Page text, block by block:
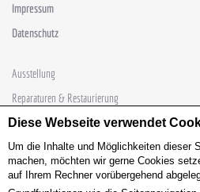
Diese Webseite verwendet
Um die Inhalte und Möglichkeiten dieser
machen, möchten wir gerne Cookies
auf Ihrem Rechner vorübergehend
Impressum
Datenschutz
Ausstellung
Reparaturen & Restaurierung
Sondertüren
Schlafsysteme
Möbelschreinerei